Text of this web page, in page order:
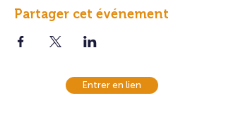
Partager cet événement
Entrer en lien